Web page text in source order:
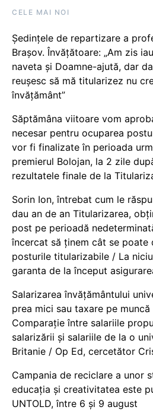
CELE MAI NOI
Ședințele de repartizare a
Brașov. Învățătoare: „Am zis
naveta și Doamne-ajută, dar
reușesc să mă titularizez nu
învățământ”
Săptămâna viitoare vom
necesar pentru ocuparea
vor fi finalizate în perioada
premierul Bolojan, la 2 zile
rezultatele finale de la
Sorin Ion, întrebat cum le
dau an de an Titularizarea,
post pe perioadă
încercat să ținem cât se poate
posturile titularizabile / La
garanta de la început
Salarizarea învățământului
prea mici sau taxare pe muncă
Comparație între salariile
salarizării și salariile de la o
Britanie / Op Ed, cercetător
Campania de reciclare a unor
educația și creativitatea este
UNTOLD, între 6 și 9 august